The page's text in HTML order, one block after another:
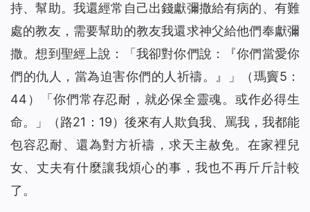
持、幫助。我還經常自己出錢獻彌撒給有病的、有難
處的教友，需要幫助的教友我還求神父給他們奉獻彌
撒。想到聖經上說：「 我卻對你們說：『你們當愛你
們的仇人，當為迫害你們的人祈禱。』
」（瑪竇5：
44）「你們常存忍耐，就必保全靈魂。或作必得生
命。
」（路21：19）後來有人欺負我、罵我，我都能
包容忍耐、還為對方祈禱，求天主赦免。在家裡兒
女、丈夫有什麼讓我煩心的事，我也不再斤斤計較
了。